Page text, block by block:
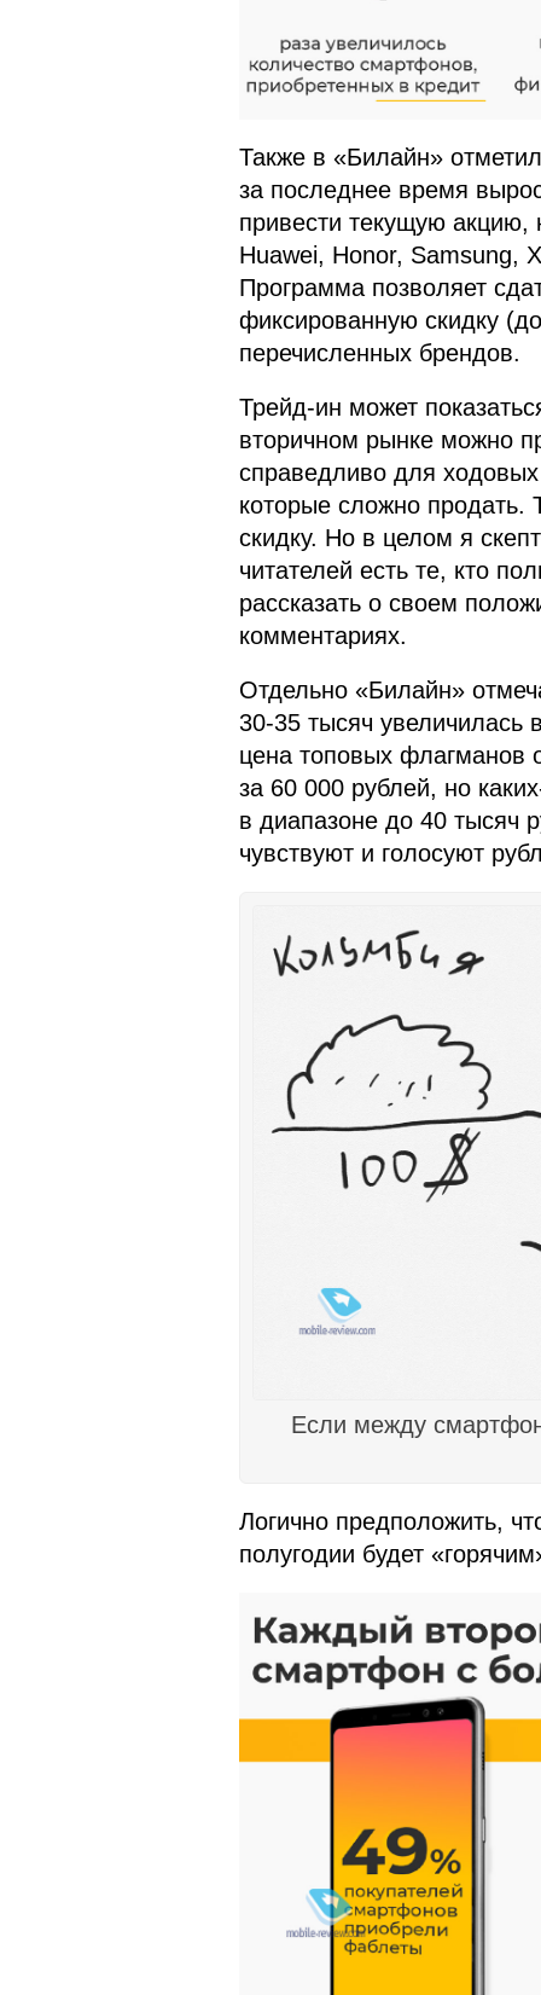
Также в «Билайн»
за последнее время
привести текущую акцию,
Huawei, Honor, Samsung,
Программа позволяет
фиксированную скидку
перечисленных брендов.
Трейд-ин может
вторичном рынке можно
справедливо для
которые сложно продать.
скидку. Но в целом я
читателей есть те, кто
рассказать о своем
комментариях.
Отдельно «Билайн»
30-35 тысяч увеличилась
цена топовых флагманов
за 60 000 рублей, но
в диапазоне до 40 тысяч
чувствуют и голосуют
Если между
Логично предположить,
полугодии будет